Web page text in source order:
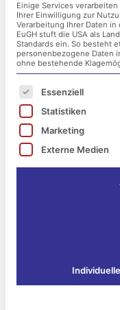
25. Juli 2022
mächtigsten
Längst haben
Einige Services
Ihrer Einwilligung zur
Verarbeitung Ihrer Daten in
EuGH stuft die USA als
Standards ein. So besteht
personenbezogene Daten
ohne bestehende
Es folgt eine
Essenziell
Statistiken
Marketing
Externe Medien